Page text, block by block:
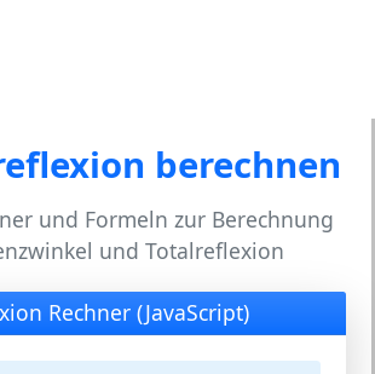
berechnen
und Formeln zur Berechnung
und Totalreflexion
Rechner (JavaScript)